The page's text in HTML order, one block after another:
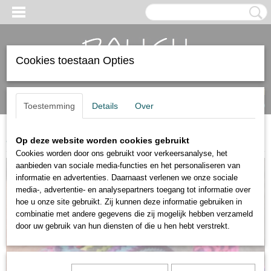
Inloggen Registreren
(0)
Home >Dames armbanden>Schuifarmbanden
Cookies toestaan Opties
Toestemming Details Over
Op deze website worden cookies gebruikt
Cookies worden door ons gebruikt voor verkeersanalyse, het
aanbieden van sociale media-functies en het personaliseren van
informatie en advertenties. Daarnaast verlenen we onze sociale
media-, advertentie- en analysepartners toegang tot informatie over
hoe u onze site gebruikt. Zij kunnen deze informatie gebruiken in
combinatie met andere gegevens die zij mogelijk hebben verzameld
door uw gebruik van hun diensten of die u hen hebt verstrekt.